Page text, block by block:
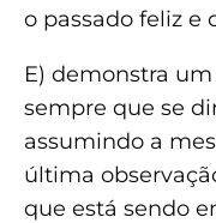
o passado feliz e
E) demonstra
sempre que se
assumindo a
última
que está sendo